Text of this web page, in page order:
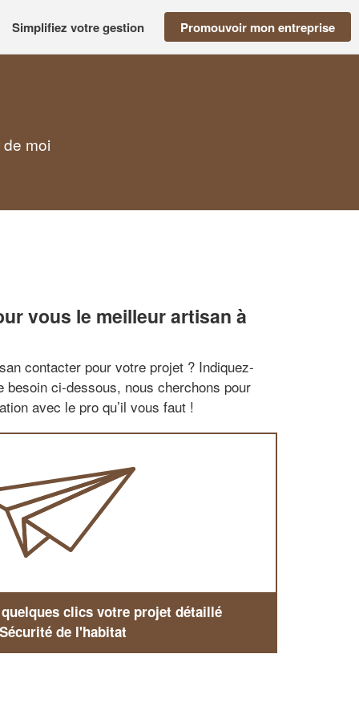
Simplifiez votre gestion Promouvoir mon entreprise
moi
vous le meilleur artisan à
contacter pour votre projet ? Indiquez-
besoin ci-dessous, nous cherchons pour
avec le pro qu’il vous faut !
clics votre projet détaillé
de l'habitat